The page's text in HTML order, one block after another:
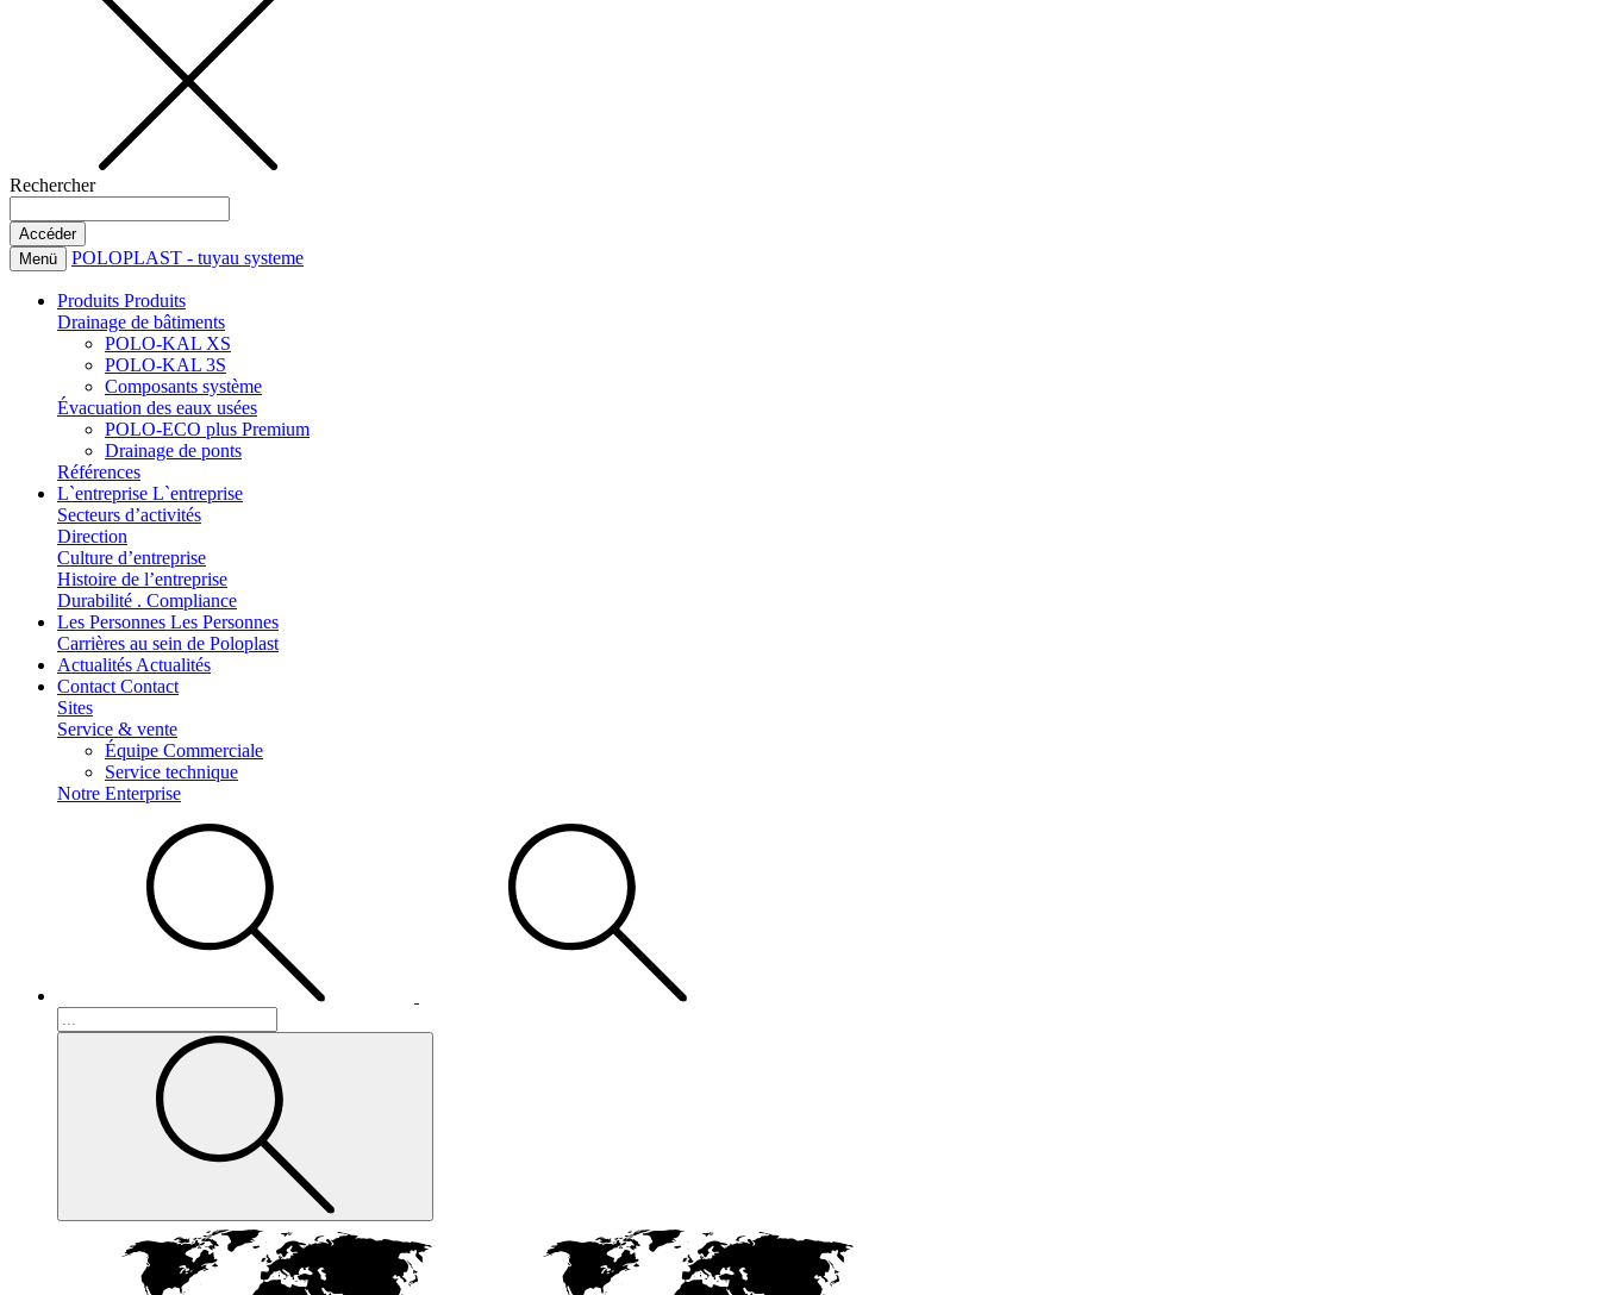
Rechercher
Menü POLOPLAST - tuyau systeme
Produits Produits
Drainage de bâtiments
POLO-KAL XS
POLO-KAL 3S
Composants système
Évacuation des eaux usées
POLO-ECO plus Premium
Drainage de ponts
Références
L`entreprise L`entreprise
Secteurs d’activités
Direction
Culture d’entreprise
Histoire de l’entreprise
Durabilité . Compliance
Les Personnes Les Personnes
Carrières au sein de Poloplast
Actualités Actualités
Contact Contact
Sites
Service & vente
Équipe Commerciale
Service technique
Notre Enterprise